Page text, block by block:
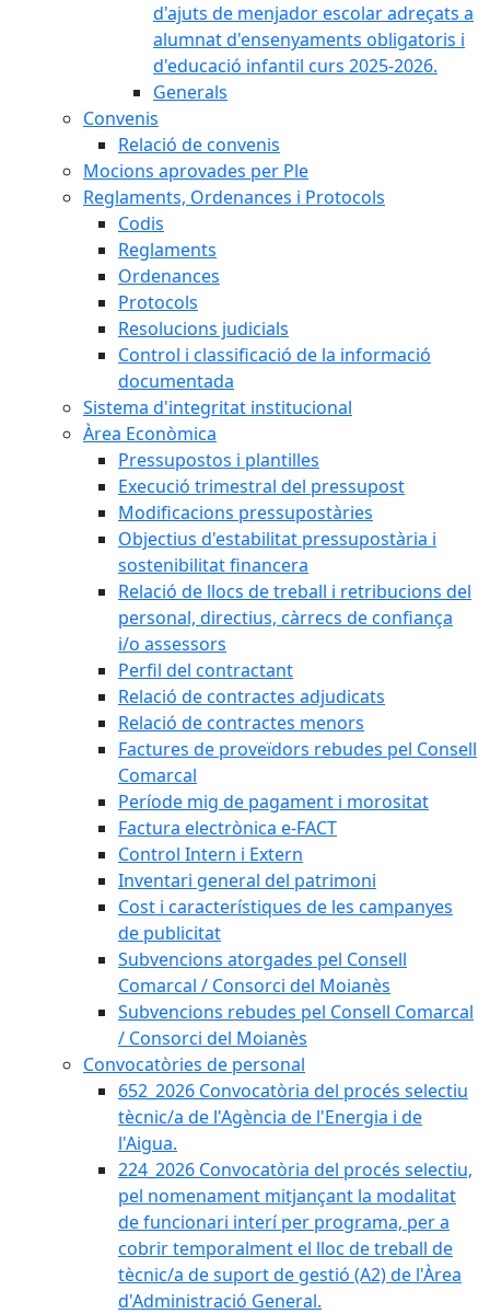
d'ajuts de menjador escolar adreçats a
alumnat d'ensenyaments obligatoris i
d'educació infantil curs 2025-2026.
Generals
Convenis
Relació de convenis
Mocions aprovades per Ple
Reglaments, Ordenances i Protocols
Codis
Reglaments
Ordenances
Protocols
Resolucions judicials
Control i classificació de la informació
documentada
Sistema d'integritat institucional
Àrea Econòmica
Pressupostos i plantilles
Execució trimestral del pressupost
Modificacions pressupostàries
Objectius d'estabilitat pressupostària i
sostenibilitat financera
Relació de llocs de treball i retribucions del
personal, directius, càrrecs de confiança
i/o assessors
Perfil del contractant
Relació de contractes adjudicats
Relació de contractes menors
Factures de proveïdors rebudes pel Consell
Comarcal
Període mig de pagament i morositat
Factura electrònica e-FACT
Control Intern i Extern
Inventari general del patrimoni
Cost i característiques de les campanyes
de publicitat
Subvencions atorgades pel Consell
Comarcal / Consorci del Moianès
Subvencions rebudes pel Consell Comarcal
/ Consorci del Moianès
Convocatòries de personal
652_2026 Convocatòria del procés selectiu
tècnic/a de l'Agència de l'Energia i de
l'Aigua.
224_2026 Convocatòria del procés selectiu,
pel nomenament mitjançant la modalitat
de funcionari interí per programa, per a
cobrir temporalment el lloc de treball de
tècnic/a de suport de gestió (A2) de l'Àrea
d'Administració General.